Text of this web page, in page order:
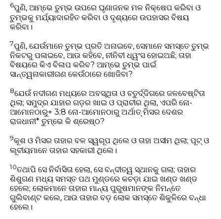
6ପୁଣି, ଆମ୍ଭେ ତୁମ୍ଭ ଉପରେ ଘୃଣାଜନକ ମଳ ନିକ୍ଷେପ କରିବା ଓ
ତୁମ୍ଭକୁ ମର୍ଯ୍ୟାଦାରହିତ କରିବା ଓ ଦୃଶ୍ୟରେ ଉପହାସର ବିଷୟ
କରିବା।
7ପୁଣି, ଯେଉଁମାନେ ତୁମ୍ଭ ପ୍ରତି ଅନାଇବେ, ସେମାନେ ସମସ୍ତେ ତୁମ୍ଭ
ନିକଟରୁ ପଳାଇବେ, ଆଉ କହିବେ, ନୀନିବୀ ଧ୍ୱଂସ ହୋଇଅଛି; ତାହା
ବିଷୟରେ କିଏ ବିଳାପ କରିବ? ଆମ୍ଭେ ତୁମ୍ଭ ପାଇଁ
ସାନ୍ତ୍ୱନାକାରୀଗଣ କେଉଁଠାରେ ଖୋଜିବା?
8ଯେଉଁ ନଦୀଗଣ ମଧ୍ୟରେ ଅବସ୍ଥିତା ଓ ଚତୁର୍ଦ୍ଦିଗରେ ଜଳବେଷ୍ଟିତା
ଥିଲା; ସମୁଦ୍ର ଯାହାର ଗଡ଼ର ଖାଇ ଓ ପ୍ରାଚୀର ଥିଲା, ଏପରି ନୋ-
ଆମୋନଠାରୁ+ 3:8 ନୋ-ଆମୋନଠାରୁ ଅର୍ଥାତ୍‍ ମିସର ଦେଶର
ରାଜଧାନୀ* ତୁମ୍ଭେ କି ଶ୍ରେଷ୍ଠ?
9କୂଶ ଓ ମିସର ତାହାର ବଳ ସ୍ୱରୂପ ଥିଲେ ଓ ତାହା ଅସୀମ ଥିଲା; ପୂଟ୍‍ ଓ
ଲୂବୀୟମାନେ ତାହାର ସହକାରୀ ଥିଲେ।
10ତଥାପି ସେ ନିର୍ବାସିତା ହେଲା, ସେ ବନ୍ଦୀତ୍ୱ ସ୍ଥାନକୁ ଗଲା; ତାହାର
ଶିଶୁଗଣ ମଧ୍ୟ ସମସ୍ତ ପଥ ମୁଣ୍ଡରେ କଚଡ଼ା ଯାଇ ଖଣ୍ଡ ଖଣ୍ଡ
ହେଲେ; ଲୋକମାନେ ତାହାର ମାନ୍ୟ ପୁରୁଷମାନଙ୍କ ନିମନ୍ତେ
ଗୁଲିବାଣ୍ଟ କଲେ, ଆଉ ତାହାର ବଡ଼ ଲୋକ ସମସ୍ତେ ଶିକୁଳିରେ ବନ୍ଧା
ହେଲେ।